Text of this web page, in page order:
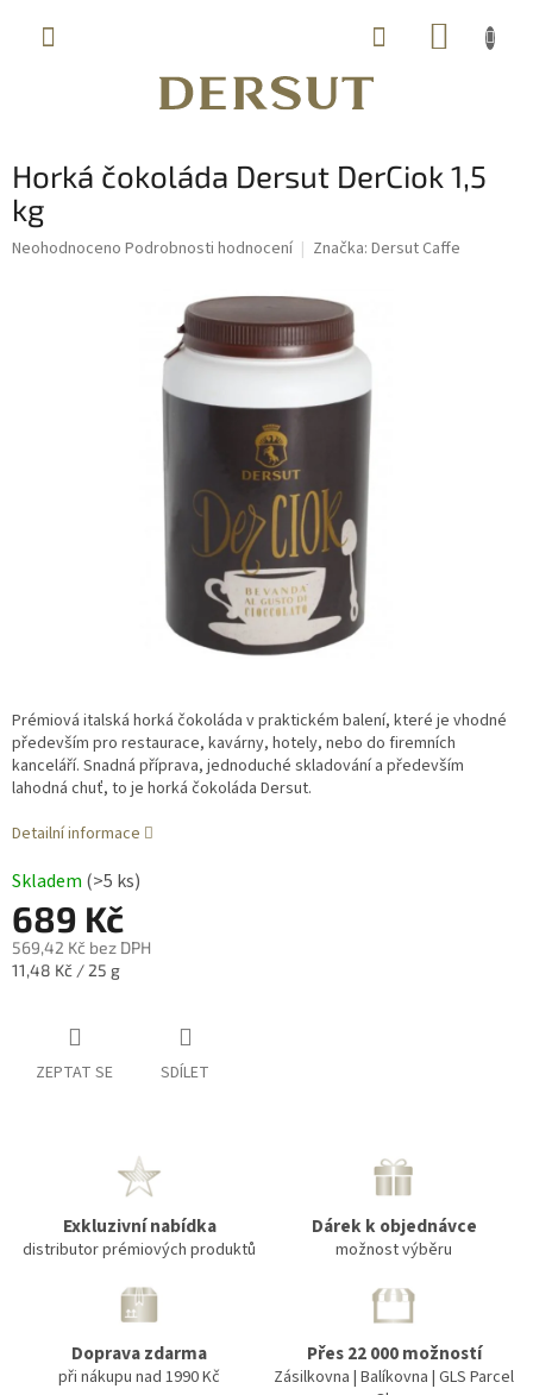
Horká čokoláda Dersut DerCiok 1,5
kg
Průměrné
Neohodnoceno Podrobnosti hodnocení Značka: Dersut Caffe
689 Kč
569,42 Kč bez DPH
Měrná
11,48 Kč / 25 g
Skladem (>5 ks)
Prémiová italská horká čokoláda v praktickém balení, které je vhodné
především pro restaurace, kavárny, hotely, nebo do firemních
kanceláří. Snadná příprava, jednoduché skladování a především
lahodná chuť, to je horká čokoláda Dersut.
Detailní informace
ZEPTAT SE SDÍLET
Exkluzivní nabídka
distributor prémiových produktů
Dárek k objednávce
možnost výběru
Doprava zdarma
při nákupu nad 1990 Kč
Přes 22 000 možností
Zásilkovna | Balíkovna | GLS Parcel